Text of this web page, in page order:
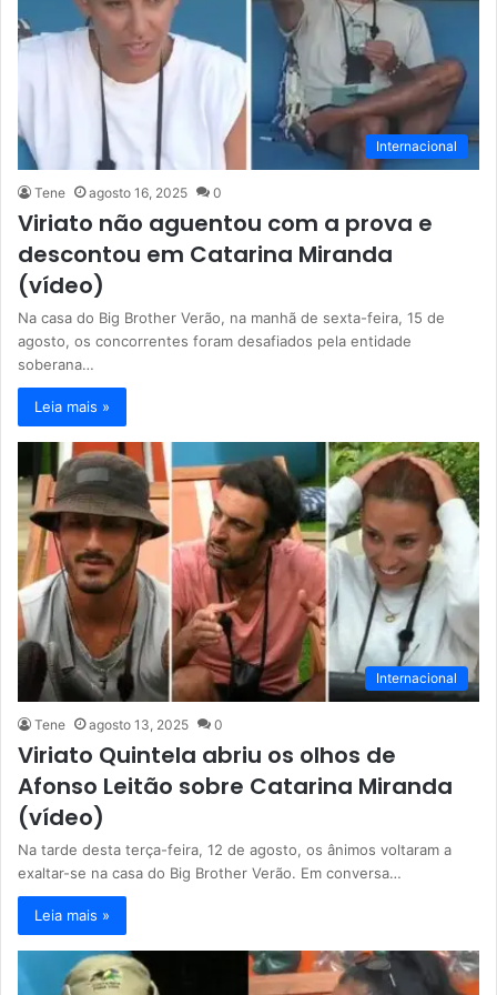
Internacional
Tene agosto 16, 2025 0
Viriato não aguentou com a prova e
descontou em Catarina Miranda
(vídeo)
Na casa do Big Brother Verão, na manhã de sexta-feira, 15 de
agosto, os concorrentes foram desafiados pela entidade
soberana…
Leia mais »
Internacional
Tene agosto 13, 2025 0
Viriato Quintela abriu os olhos de
Afonso Leitão sobre Catarina Miranda
(vídeo)
Na tarde desta terça-feira, 12 de agosto, os ânimos voltaram a
exaltar-se na casa do Big Brother Verão. Em conversa…
Leia mais »